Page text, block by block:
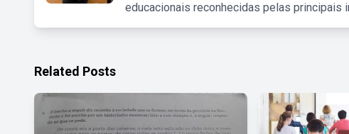
educacionais reconhecidas pelas principais
Related Posts